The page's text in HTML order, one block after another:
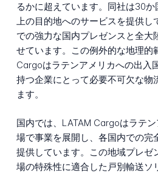
るかに超えています。同社は30
上の目的地へのサービスを提供し
での強力な国内プレゼンスと全大
せています。この例外的な地理的
Cargoはラテンアメリカへの出入
持つ企業にとって必要不可欠な物
ます。
国内では、LATAM Cargoはラテ
場で事業を展開し、各国内での完
提供しています。この地域プレゼ
場の特殊性に適合した戸別輸送ソ